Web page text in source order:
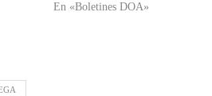
En «Boletines DOA»